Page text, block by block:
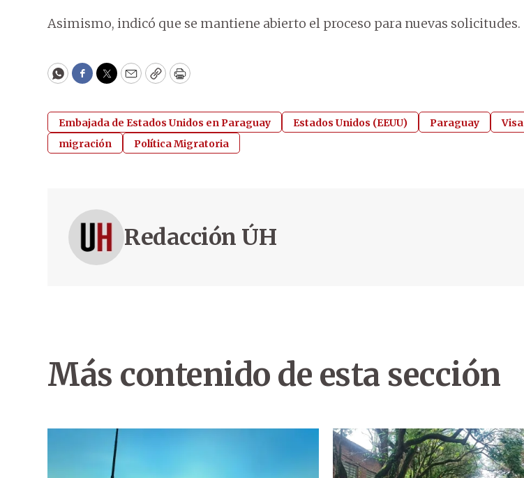
Asimismo, indicó que se mantiene abierto el proceso para nuevas solicitudes.
WhatsApp
Facebook
Twitter
EmailCopyPrint
Embajada de Estados Unidos en Paraguay Estados Unidos (EEUU) Paraguay
Visa
migración
Política Migratoria
Redacción ÚH
Más contenido de esta sección